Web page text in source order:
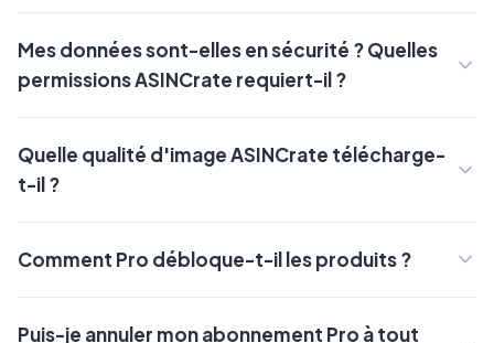
Mes données sont-elles en sécurité ? Quelles
permissions ASINCrate requiert-il ?
Quelle qualité d'image ASINCrate télécharge-
t-il ?
Comment Pro débloque-t-il les produits ?
Puis-je annuler mon abonnement Pro à tout